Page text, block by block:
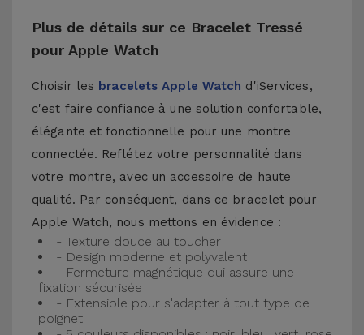
Plus de détails sur ce Bracelet Tressé
pour Apple Watch
Choisir les bracelets Apple Watch d'iServices,
c'est faire confiance à une solution confortable,
élégante et fonctionnelle pour une montre
connectée. Reflétez votre personnalité dans
votre montre, avec un accessoire de haute
qualité. Par conséquent, dans ce bracelet pour
Apple Watch, nous mettons en évidence :
- Texture douce au toucher
- Design moderne et polyvalent
- Fermeture magnétique qui assure une
fixation sécurisée
- Extensible pour s'adapter à tout type de
poignet